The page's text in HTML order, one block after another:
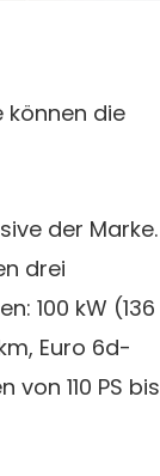
können die
der Marke.
drei
100 kW (136
Euro 6d-
von 110 PS bis